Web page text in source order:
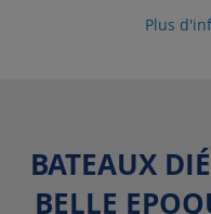
Plus
BATEAUX
BELLE